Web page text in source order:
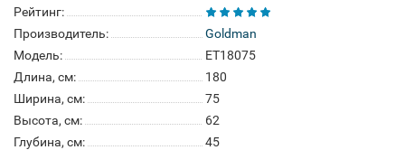
Рейтинг:
Производитель:
Goldman
Модель:
ET18075
Длина, см:
180
Ширина, см:
75
Высота, см:
62
Глубина, см:
45